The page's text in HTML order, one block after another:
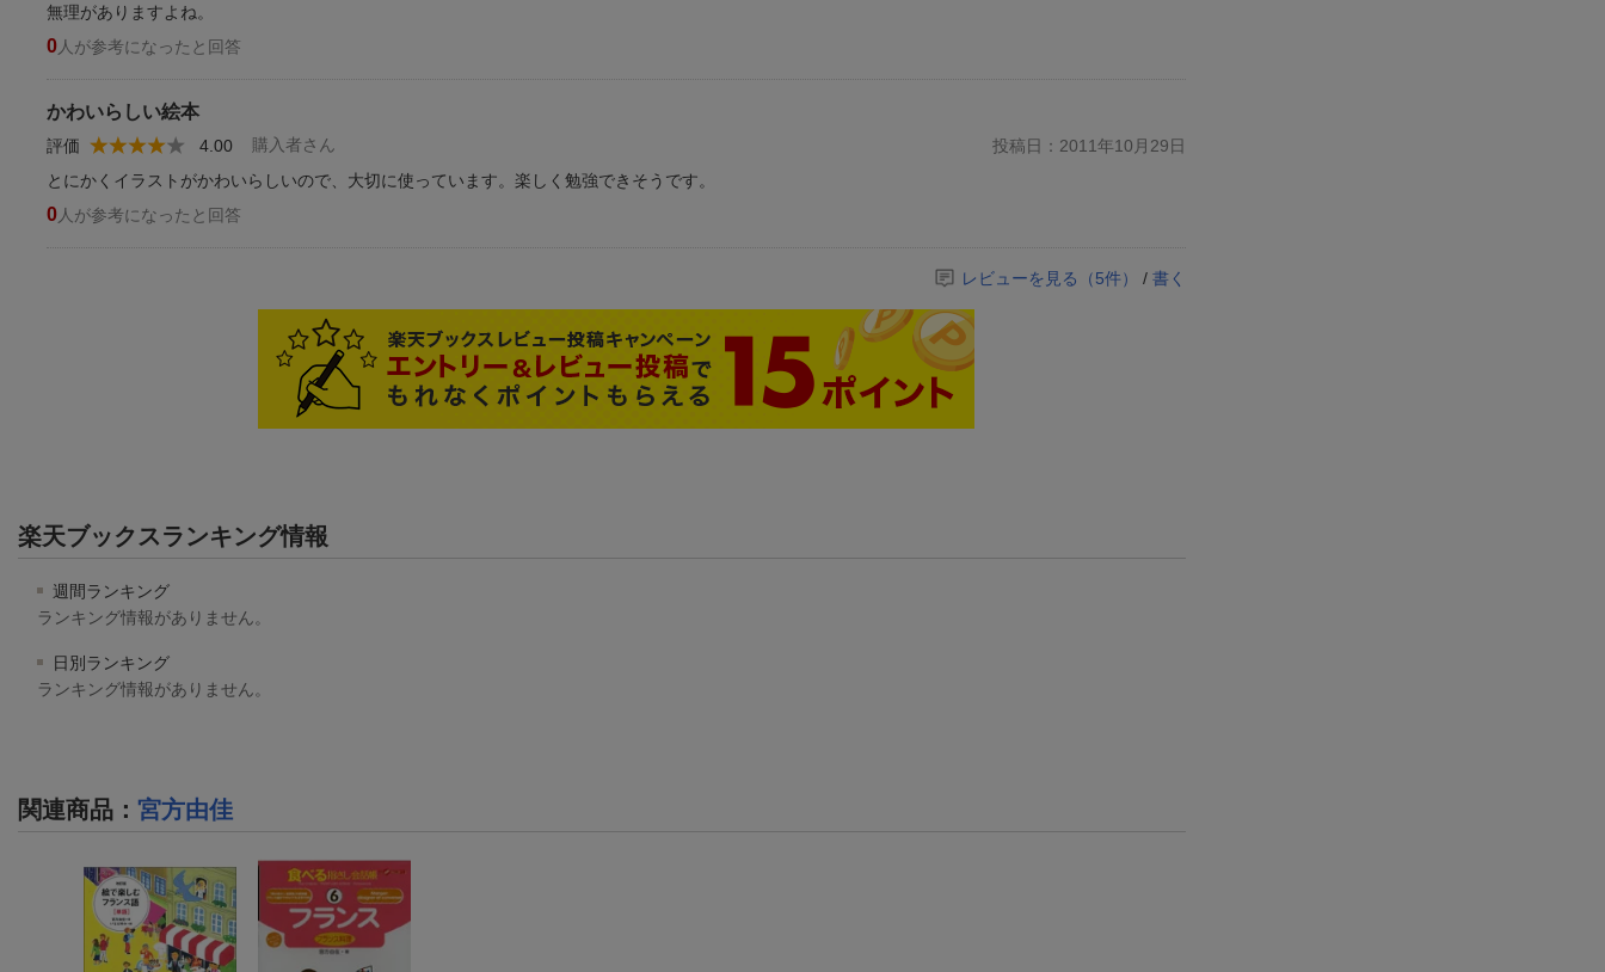
無理がありますよね。
0 人が参考になったと回答
かわいらしい絵本
購入者さん
評価 4.00
投稿日：2011年10月29日
とにかくイラストがかわいらしいので、大切に使っています。楽しく勉強できそうです。
0 人が参考になったと回答
レビューを見る（5件） / 書く
楽天ブックスランキング情報
週間ランキング
ランキング情報がありません。
日別ランキング
ランキング情報がありません。
関連商品 ： 宮方由佳